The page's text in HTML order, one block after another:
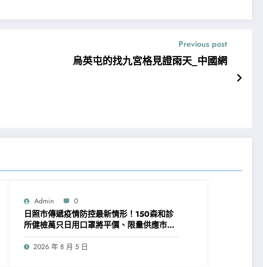
Previous post
烏英屯的找九宮格見證雨天_中國網
Admin 0
日照市傳遞疫情防控最新情形！150森和診
所健檢萬只日用口罩將平價、限量供應市平
易近！
2026 年 8 月 5 日